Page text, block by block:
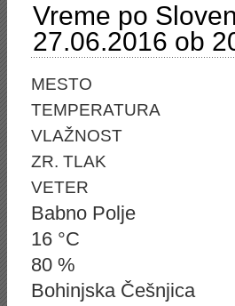
Vreme po
27.06.2016 ob
MESTO
TEMPERATURA
VLAŽNOST
ZR. TLAK
VETER
Babno Polje
16 °C
80 %
Bohinjska Češnjica